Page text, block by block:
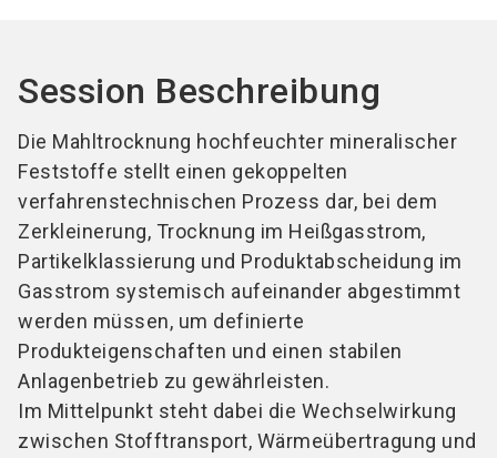
Session Beschreibung
Die Mahltrocknung hochfeuchter mineralischer
Feststoffe stellt einen gekoppelten
verfahrenstechnischen Prozess dar, bei dem
Zerkleinerung, Trocknung im Heißgasstrom,
Partikelklassierung und Produktabscheidung im
Gasstrom systemisch aufeinander abgestimmt
werden müssen, um definierte
Produkteigenschaften und einen stabilen
Anlagenbetrieb zu gewährleisten.
Im Mittelpunkt steht dabei die Wechselwirkung
zwischen Stofftransport, Wärmeübertragung und